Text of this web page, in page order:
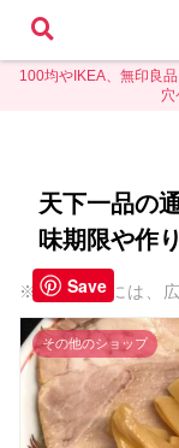
100均やIKEA、無印良
穴
天下一品の
味期限や作
※本ページには、
その他のショップ
Save